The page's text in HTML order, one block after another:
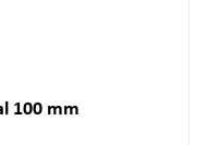
100 mm